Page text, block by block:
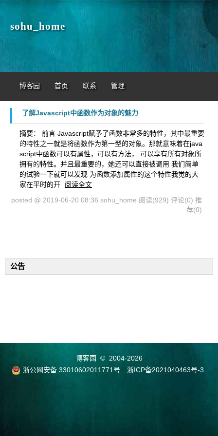
sohu_home
博客园 首页 联系 管理
了解Javascript中函数作为对象的魅力
摘要： 前言 Javascript赋予了函数非常多的特性，其中最重要
的特性之一就是将函数作为第一型的对象。那就意味着在java
script中函数可以有属性，可以有方法， 可以享有所有对象所
拥有的特性。并且最重要的，她还可以直接被调用 我们简单
的试验一下就可以发现 为函数添加属性的这个特性我觉的大
家在平时的开
阅读全文
posted @ 2019-06-20 08:36 sohu_home 阅读(929) 评论(0) 推
荐(0)
公告
博客园
© 2004-2026
浙公网安备 33010602011771号
浙ICP备2021040463号-3